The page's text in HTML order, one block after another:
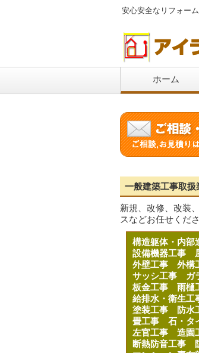
安心安全なリフォー
ホーム
一般建築工事取扱
新規、改修、改装
スなどお任せくださ
構造躯体・内
設備機器工事
外壁工事 外構
サッシ工事 ガ
板金工事 雨樋
給排水・衛生
塗装工事
防
畳工事 石・タ
左官工事 造園
断熱防音工事